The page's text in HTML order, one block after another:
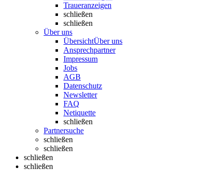
Traueranzeigen
schließen
schließen
Über uns
ÜbersichtÜber uns
Ansprechpartner
Impressum
Jobs
AGB
Datenschutz
Newsletter
FAQ
Netiquette
schließen
Partnersuche
schließen
schließen
schließen
schließen